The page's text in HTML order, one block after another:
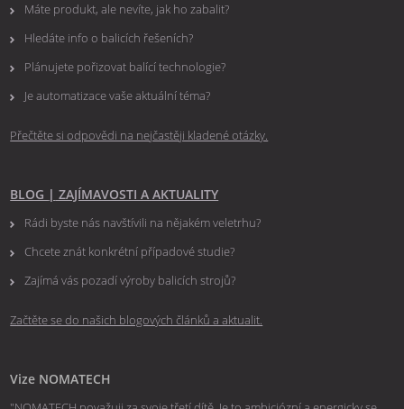
Máte produkt, ale nevíte, jak ho zabalit?
Hledáte info o balicích řešeních?
Plánujete pořizovat balící technologie?
Je automatizace vaše aktuální téma?
Přečtěte si odpovědi na nejčastěji kladené otázky.
BLOG | ZAJÍMAVOSTI A AKTUALITY
Rádi byste nás navštívili na nějakém veletrhu?
Chcete znát konkrétní případové studie?
Zajímá vás pozadí výroby balicích strojů?
Začtěte se do našich blogových článků a aktualit.
Vize NOMATECH